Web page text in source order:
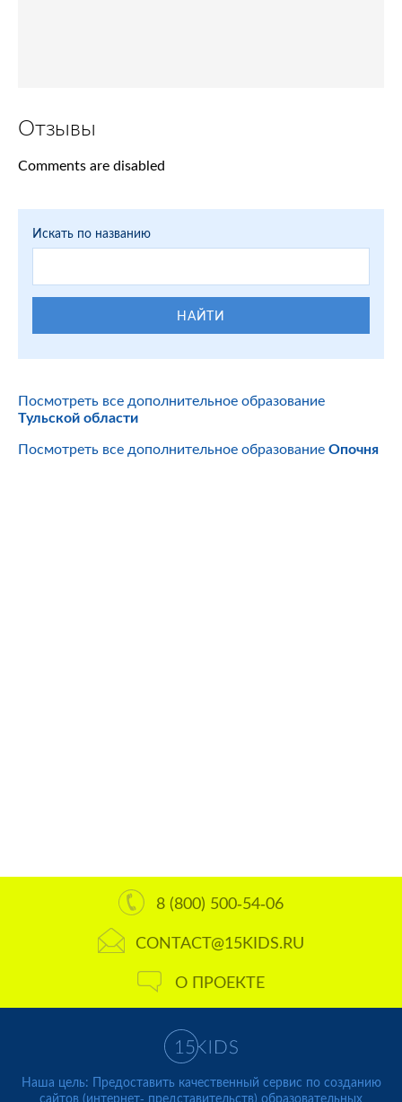
Отзывы
Comments are disabled
Искать по названию
НАЙТИ
Посмотреть все дополнительное образование
Тульской области
Посмотреть все дополнительное образование Опочня
8 (800) 500-54-06
CONTACT@15KIDS.RU
О ПРОЕКТЕ
Наша цель: Предоставить качественный сервис по созданию
сайтов (интернет- представительств) образовательных